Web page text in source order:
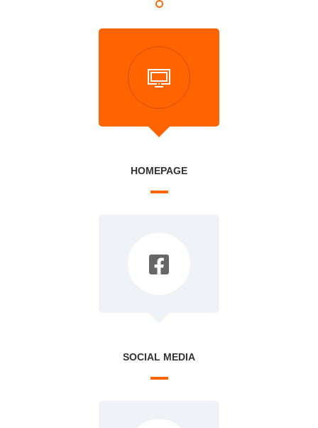
HOMEPAGE
SOCIAL MEDIA